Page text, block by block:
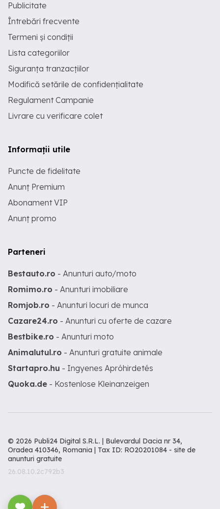
Publicitate
Întrebări frecvente
Termeni și condiții
Lista categoriilor
Siguranța tranzacțiilor
Modifică setările de confidențialitate
Regulament Campanie
Livrare cu verificare colet
Informații utile
Puncte de fidelitate
Anunț Premium
Abonament VIP
Anunț promo
Parteneri
Bestauto.ro - Anunturi auto/moto
Romimo.ro - Anunturi imobiliare
Romjob.ro - Anunturi locuri de munca
Cazare24.ro - Anunturi cu oferte de cazare
Bestbike.ro - Anunturi moto
Animalutul.ro - Anunturi gratuite animale
Startapro.hu - Ingyenes Apróhirdetés
Quoka.de - Kostenlose Kleinanzeigen
© 2026 Publi24 Digital S.R.L. | Bulevardul Dacia nr 34,
Oradea 410346, Romania | Tax ID: RO20201084 - site de
anunturi gratuite
26.08.10.2c792b3